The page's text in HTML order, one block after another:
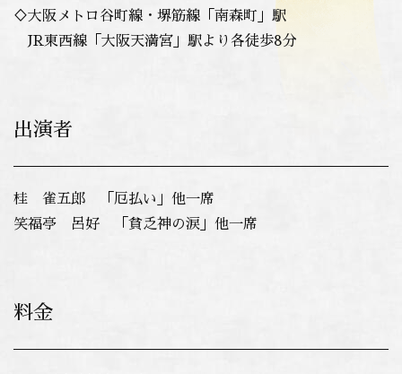
♢大阪メトロ谷町線・堺筋線「南森町」駅
JR東西線「大阪天満宮」駅より各徒歩8分
出演者
桂 雀五郎 「厄払い」他一席
笑福亭 呂好 「貧乏神の涙」他一席
料金